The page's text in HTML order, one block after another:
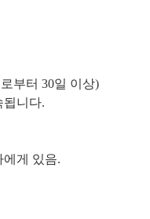
부터 30일 이상)
됩니다.
게 있음.